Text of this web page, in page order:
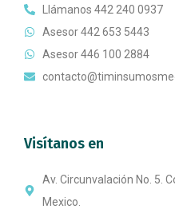
Llámanos 442 240 0937
Asesor 442 653 5443
Asesor 446 100 2884
Visítanos en
Av. Circunvalación No. 5.
Mexico.